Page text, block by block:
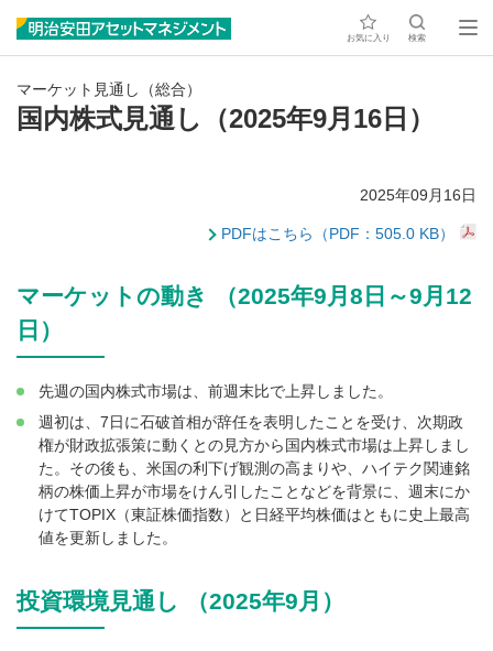
お気に入り 検索
マーケット見通し（総合）
国内株式見通し（2025年9月16日）
2025年09月16日
PDFはこちら（PDF：505.0 KB）
マーケットの動き （2025年9月8日～9月12
日）
先週の国内株式市場は、前週末比で上昇しました。
週初は、7日に石破首相が辞任を表明したことを受け、次期政
権が財政拡張策に動くとの見方から国内株式市場は上昇しまし
た。その後も、米国の利下げ観測の高まりや、ハイテク関連銘
柄の株価上昇が市場をけん引したことなどを背景に、週末にか
けてTOPIX（東証株価指数）と日経平均株価はともに史上最高
値を更新しました。
投資環境見通し （2025年9月）